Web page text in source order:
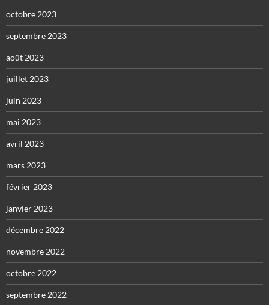
octobre 2023
septembre 2023
août 2023
juillet 2023
juin 2023
mai 2023
avril 2023
mars 2023
février 2023
janvier 2023
décembre 2022
novembre 2022
octobre 2022
septembre 2022